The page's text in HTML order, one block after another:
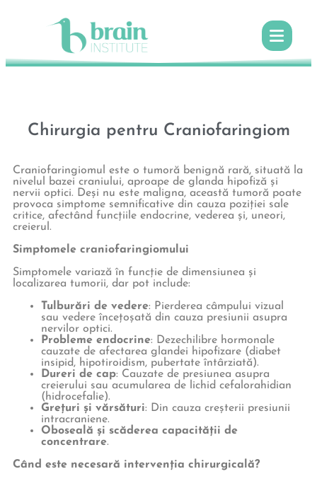
Chirurgia pentru Craniofaringiom
Craniofaringiomul este o tumoră benignă rară, situată la
nivelul bazei craniului, aproape de glanda hipofiză și
nervii optici. Deși nu este maligna, această tumoră poate
provoca simptome semnificative din cauza poziției sale
critice, afectând funcțiile endocrine, vederea și, uneori,
creierul.
Simptomele craniofaringiomului
Simptomele variază în funcție de dimensiunea și
localizarea tumorii, dar pot include:
Tulburări de vedere: Pierderea câmpului vizual
sau vedere încețoșată din cauza presiunii asupra
nervilor optici.
Probleme endocrine: Dezechilibre hormonale
cauzate de afectarea glandei hipofizare (diabet
insipid, hipotiroidism, pubertate întârziată).
Dureri de cap: Cauzate de presiunea asupra
creierului sau acumularea de lichid cefalorahidian
(hidrocefalie).
Grețuri și vărsături: Din cauza creșterii presiunii
intracraniene.
Oboseală și scăderea capacității de
concentrare.
Când este necesară intervenția chirurgicală?